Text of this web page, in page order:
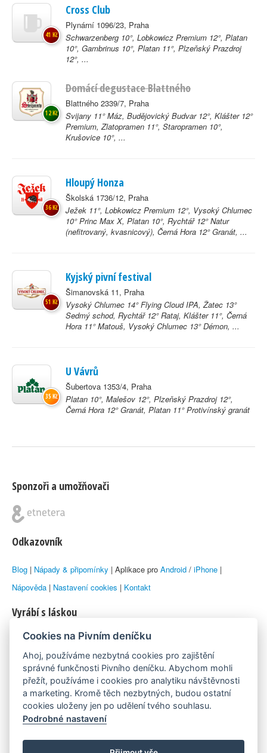
Cross Club
Plynární 1096/23, Praha
Schwarzenberg 10°, Lobkowicz Premium 12°, Platan
10°, Gambrinus 10°, Platan 11°, Plzeňský Prazdroj
12°, ...
41 Kč
Domácí degustace Blattného
Blattného 2339/7, Praha
Svijany 11° Máz, Budějovický Budvar 12°, Klášter 12°
Premium, Zlatopramen 11°, Staropramen 10°,
Krušovice 10°, ...
12 Kč
Hloupý Honza
Školská 1736/12, Praha
Ježek 11°, Lobkowicz Premium 12°, Vysoký Chlumec
10° Princ Max X, Platan 10°, Rychtář 12° Natur
(nefitrovaný, kvasnicový), Černá Hora 12° Granát, ...
36 Kč
Kyjský pivní festival
Šimanovská 11, Praha
Vysoký Chlumec 14° Flying Cloud IPA, Žatec 13°
Sedmý schod, Rychtář 12° Rataj, Klášter 11°, Černá
Hora 11° Matouš, Vysoký Chlumec 13° Démon, ...
51 Kč
U Vávrů
Šubertova 1353/4, Praha
Platan 10°, Malešov 12°, Plzeňský Prazdroj 12°,
Černá Hora 12° Granát, Platan 11° Protivínský granát
35 Kč
Sponzoři a umožňovači
Odkazovník
Blog | Nápady & připomínky | Aplikace pro Android / iPhone |
Nápověda | Nastavení cookies | Kontakt
Vyrábí s láskou
© 2010–2026 byLukáš Zemanaka Emka
Máme rádi
Pivní.info
Poznámka pod čarou
Cookies na Pivním deníčku
Ahoj, používáme nezbytná cookies pro zajištění
správné funkčnosti Pivního deníčku. Abychom mohli
přežít, používáme i cookies pro analytiku návštěvnosti
a marketing. Kromě těch nezbytných, budou ostatní
cookies uloženy jen po udělení tvého souhlasu.
Podrobné nastavení